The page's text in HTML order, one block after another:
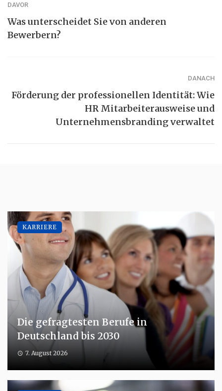
DAVOR
Was unterscheidet Sie von anderen
Bewerbern?
DANACH
Förderung der professionellen Identität: Wie
HR Mitarbeiterausweise und
Unternehmensbranding verwaltet
Die gefragtesten Berufe in
Deutschland bis 2030
7. August 2026
KARRIERE